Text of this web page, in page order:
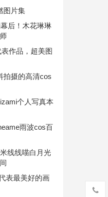
图片集
后！木花琳琳
作品，超美图
拍摄的高清cos
个人写真本
雨波cos百
线线喵白月光
表最美好的画